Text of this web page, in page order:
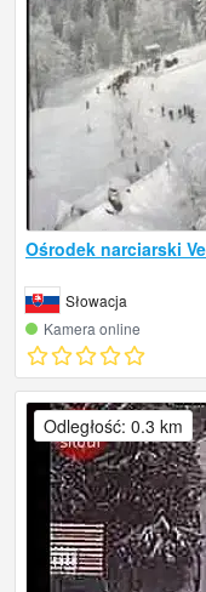
Ośrodek narciarski
Słowacja
Kamera online
Odległość: 0.3 km